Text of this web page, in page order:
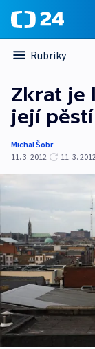
Rubriky
Zkrat je
její
Michal Šobr
11. 3. 2012
11. 3.